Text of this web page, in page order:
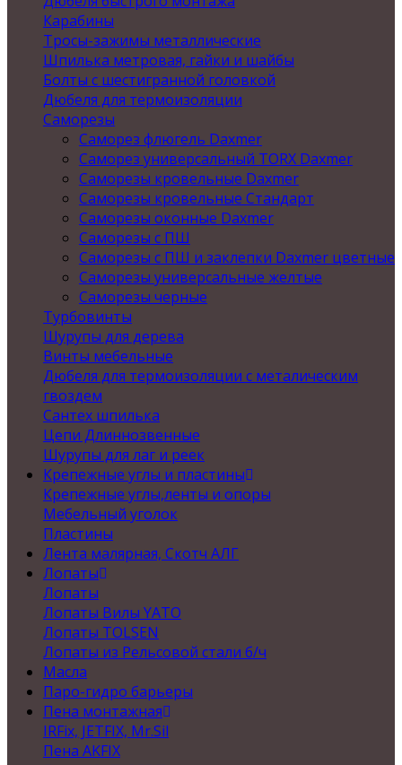
Карабины
Тросы-зажимы металлические
Шпилька метровая, гайки и шайбы
Болты с шестигранной головкой
Дюбеля для термоизоляции
Саморезы
Саморез флюгель Daxmer
Саморез универсальный TORX Daxmer
Саморезы кровельные Daxmer
Саморезы кровельные Стандарт
Саморезы оконные Daxmer
Саморезы с ПШ
Саморезы с ПШ и заклепки Daxmer цветные
Саморезы универсальные желтые
Саморезы черные
Турбовинты
Шурупы для дерева
Винты мебельные
Дюбеля для термоизоляции с металическим
гвоздем
Сантех шпилька
Цепи Длиннозвенные
Шурупы для лаг и реек
Крепежные углы и пластины
Крепежные углы,ленты и опоры
Мебельный уголок
Пластины
Лента малярная, Скотч АЛГ
Лопаты
Лопаты
Лопаты Вилы YATO
Лопаты TOLSEN
Лопаты из Рельсовой стали б/ч
Масла
Паро-гидро барьеры
Пена монтажная
IRFix, JETFIX, Mr.Sil
Пена AKFIX